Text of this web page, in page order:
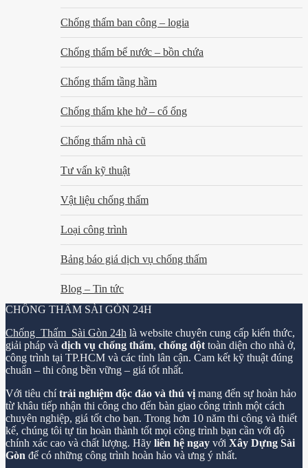
Chống thấm ban công – logia
Chống thấm bể nước – bồn chứa
Chống thấm tầng hầm
Chống thấm khe hở – cổ ống
Chống thấm nhà cũ
Tư vấn kỹ thuật
Vật liệu chống thấm
Loại công trình
Bảng báo giá dịch vụ chống thấm
Blog – Tin tức
CHỐNG THẤM SÀI GÒN 24H
Chống Thấm Sài Gòn 24h là website chuyên cung cấp kiến thức,
giải pháp và dịch vụ chống thấm, chống dột toàn diện cho nhà ở,
công trình tại TP.HCM và các tỉnh lân cận. Cam kết kỹ thuật đúng
chuẩn – thi công bền vững – giá tốt nhất.
Với tiêu chítrải nghiệm độc đáo và thú vị mang đến sự hoàn hảo
từ khâu tiếp nhận thi công cho đến bàn giao công trình một cách
chuyên nghiệp, giá tốt cho bạn. Trong hơn 10 năm thi công và thiết
kế, chúng tôi tự tin hoàn thành tốt mọi công trình bạn cần với độ
chính xác cao và chất lượng. Hãy liên hệ ngay với Xây Dựng Sài
Gòn để có những công trình hoàn hảo và ưng ý nhất.